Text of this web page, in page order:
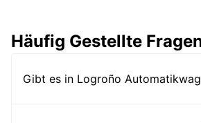
Häufig Gestellte
Gibt es in Logroño